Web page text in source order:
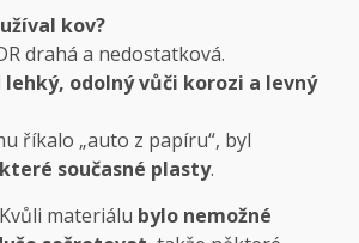
kov?
drahá a nedostatková.
lehký, odolný vůči korozi a levný
říkalo „auto z papíru“, byl
současné plasty.
Kvůli materiálu bylo nemožné